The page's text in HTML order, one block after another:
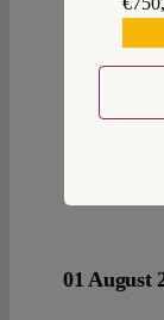
01 August